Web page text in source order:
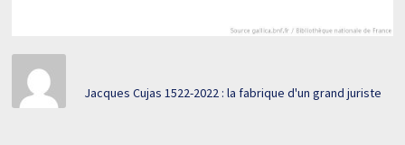
Jacques Cujas 1522-2022 : la fabrique d'un grand juriste